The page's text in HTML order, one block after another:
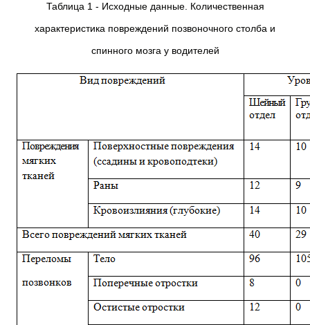
Таблица 1 - Исходные данные. Количественная
характеристика повреждений позвоночного столба и
спинного мозга у водителей